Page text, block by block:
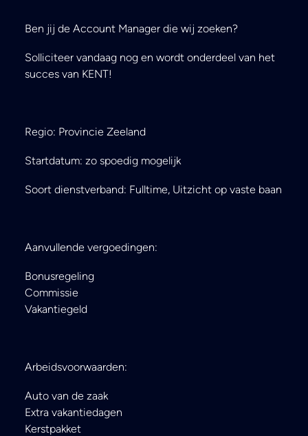
Ben jij de Account Manager die wij zoeken?
Solliciteer vandaag nog en wordt onderdeel van het
succes van KENT!
Regio: Provincie Zeeland
Startdatum: zo spoedig mogelijk
Soort dienstverband: Fulltime, Uitzicht op vaste baan
Aanvullende vergoedingen:
Bonusregeling
Commissie
Vakantiegeld
Arbeidsvoorwaarden:
Auto van de zaak
Extra vakantiedagen
Kerstpakket